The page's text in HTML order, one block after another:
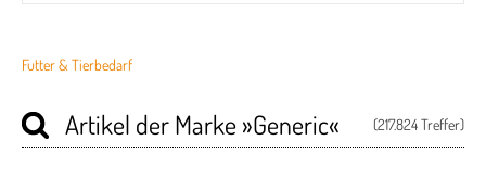
Futter & Tierbedarf
(217.824 Treffer)
Artikel der Marke»Generic«